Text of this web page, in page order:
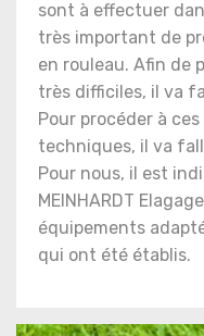
sont à effectuer
très important de
en rouleau. Afin de
très difficiles, il va
Pour procéder à
techniques, il va
Pour nous, il est
MEINHARDT
équipements
qui ont été établis.